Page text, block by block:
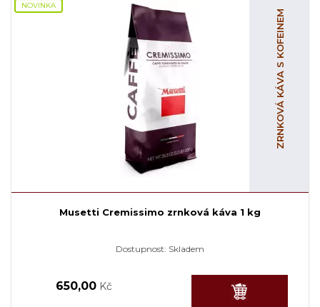
NOVINKA
ZRNKOVÁ KÁVA S KOFEINEM
Musetti Cremissimo zrnková káva 1 kg
Dostupnost: Skladem
650,00 Kč